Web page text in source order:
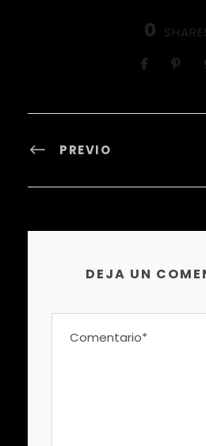
0
PREVIO
DEJA UN